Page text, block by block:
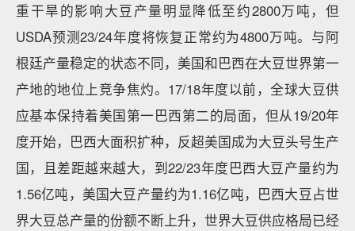
重干旱的影响大豆产量明显降低至约2800万吨，但
USDA预测23/24年度将恢复正常约为4800万吨。与阿
根廷产量稳定的状态不同，美国和巴西在大豆世界第一
产地的地位上竞争焦灼。17/18年度以前，全球大豆供
应基本保持着美国第一巴西第二的局面，但从19/20年
度开始，巴西大面积扩种，反超美国成为大豆头号生产
国，且差距越来越大，到22/23年度巴西大豆产量约为
1.56亿吨，美国大豆产量约为1.16亿吨，巴西大豆占世
界大豆总产量的份额不断上升，世界大豆供应格局已经